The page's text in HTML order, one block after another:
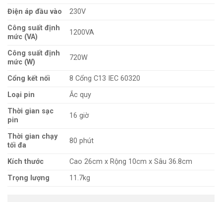
Điện áp đầu vào
230V
Công suất định
mức (VA)
1200VA
Công suất định
mức (W)
720W
Cổng kết nối
8 Cổng C13 IEC 60320
Loại pin
Ắc quy
Thời gian sạc
pin
16 giờ
Thời gian chạy
tối đa
80 phút
Kích thước
Cao 26cm x Rộng 10cm x Sâu 36.8cm
Trọng lượng
11.7kg